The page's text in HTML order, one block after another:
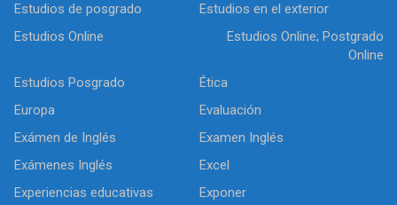
Estudios de posgrado
Estudios en el exterior
Estudios Online
Estudios Online; Postgrado
Online
Estudios Posgrado
Ética
Europa
Evaluación
Exámen de Inglés
Examen Inglés
Exámenes Inglés
Excel
Experiencias educativas
Exponer